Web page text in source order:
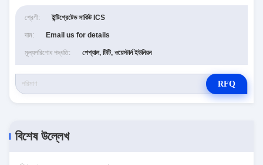
শ্রেণী: ইন্টিগ্রেটেড সার্কিট ICS
দাম: Email us for details
মূল্যপরিশোধ পদ্ধতি: পেপ্যাল, টিটি, ওয়েস্টার্ন ইউনিয়ন
RFQ
বিশেষ উল্লেখ